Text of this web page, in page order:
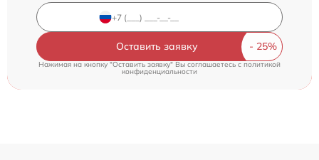
Оставить заявку
Нажимая на кнопку "Оставить заявку" Вы соглашаетесь c политикой
конфиденциальности